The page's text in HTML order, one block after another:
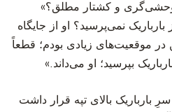
بود، در این ۱۸ روزِ وحشی‌گری و کشتار مطلق؟»
نمی‌پرسید؟ او از جایگاه
در موقعیت‌های زیادی بودم؛ قطعاً
بپرسید؛ او می‌داند.»
بارباریک بالای تپه قرار داشت